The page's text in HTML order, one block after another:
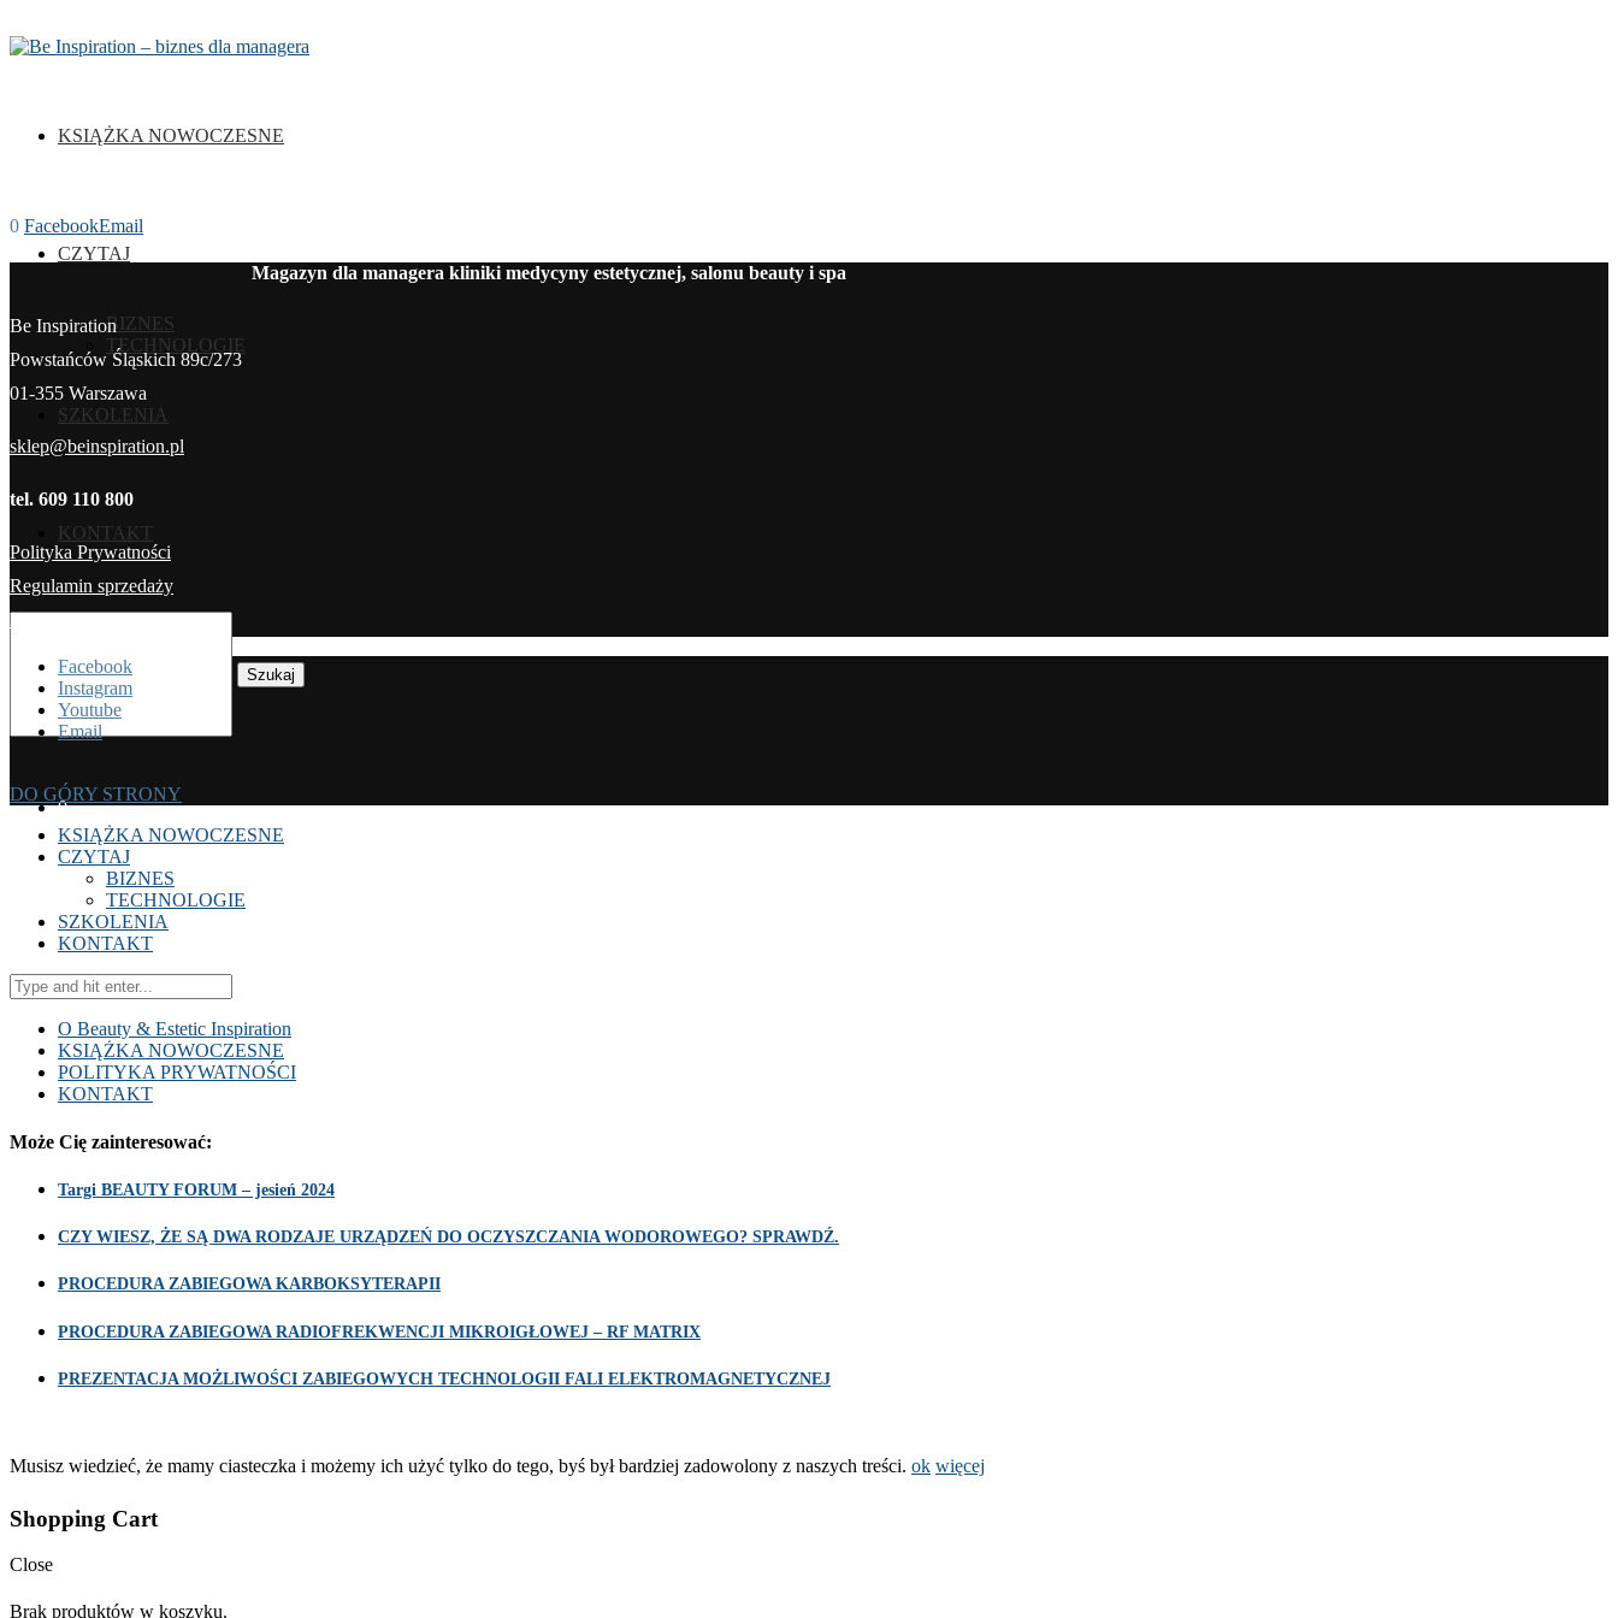
KSIĄŻKA NOWOCZESNE
CZYTAJ
BIZNES
TECHNOLOGIE
SZKOLENIA
KONTAKT
Szukaj
0
0 FacebookEmail
Magazyn dla managera kliniki medycyny estetycznej, salonu beauty i spa
Be Inspiration
Powstańców Śląskich 89c/273
01-355 Warszawa
sklep@beinspiration.pl
tel. 609 110 800
Polityka Prywatności
Regulamin sprzedaży
Koszty dostawy
Facebook
Instagram
Youtube
Email
DO GÓRY STRONY
KSIĄŻKA NOWOCZESNE
CZYTAJ
BIZNES
TECHNOLOGIE
SZKOLENIA
KONTAKT
O Beauty & Estetic Inspiration
KSIĄŻKA NOWOCZESNE
POLITYKA PRYWATNOŚCI
KONTAKT
Może Cię zainteresować:
Targi BEAUTY FORUM – jesień 2024
CZY WIESZ, ŻE SĄ DWA RODZAJE URZĄDZEŃ DO OCZYSZCZANIA WODOROWEGO? SPRAWDŹ.
PROCEDURA ZABIEGOWA KARBOKSYTERAPII
PROCEDURA ZABIEGOWA RADIOFREKWENCJI MIKROIGŁOWEJ – RF MATRIX
PREZENTACJA MOŻLIWOŚCI ZABIEGOWYCH TECHNOLOGII FALI ELEKTROMAGNETYCZNEJ
Musisz wiedzieć, że mamy ciasteczka i możemy ich użyć tylko do tego, byś był bardziej zadowolony z naszych treści. ok więcej
Shopping Cart
Close
Brak produktów w koszyku.